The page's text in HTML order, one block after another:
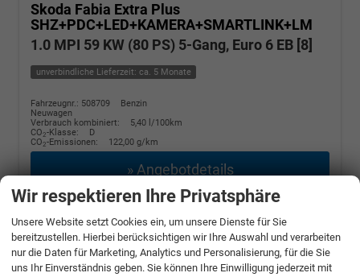
Skoda Fabia Extra Plus
SHZ+PDC+LED+KAMERA+SMARTLINK+LM
1.0 MPI 59 KW (80 PS) 5-Gang, Euro 6 EB [8]
unverbindliche Lieferzeit: ca. 5 Monate
Fahrzeugnr.: 508709
Benzin
Neuwagen
Verbrauch kombiniert:
5,40 l/100km
CO2-Klasse:
D
CO2-Emissionen: 122,00 g/km
» Angebotdetails
incl. 19% MwSt.
Wir respektieren Ihre Privatsphäre
Unsere Website setzt Cookies ein, um unsere Dienste für Sie
bereitzustellen. Hierbei berücksichtigen wir Ihre Auswahl und verarbeiten
nur die Daten für Marketing, Analytics und Personalisierung, für die Sie
uns Ihr Einverständnis geben. Sie können Ihre Einwilligung jederzeit mit